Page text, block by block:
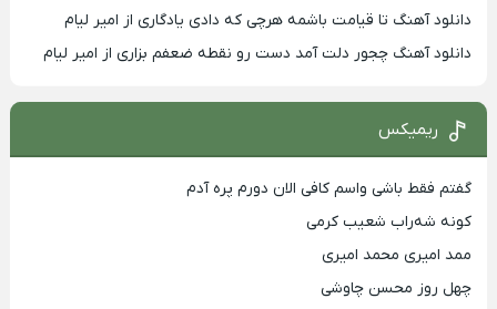
دانلود آهنگ تا قیامت باشمه هرچی که دادی یادگاری از امیر لیام
دانلود آهنگ چجور دلت آمد دست رو نقطه ضعفم بزاری از امیر لیام
ریمیکس
گفتم فقط باشی واسم کافی الان دورم پره آدم
کونه شه‌راب شعیب کرمی
ممد امیری محمد امیری
چهل روز محسن چاوشی